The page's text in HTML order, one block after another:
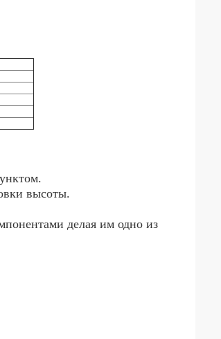
высоты.
делая им одно из